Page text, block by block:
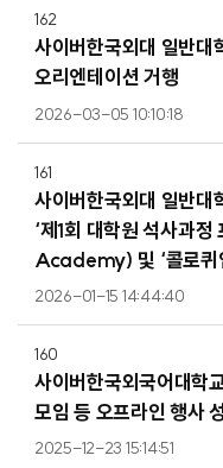
162
사이버한국외대 일반
오리엔테이션 거행
2026-03-05 10:10:18
161
사이버한국외대 일반
‘제1회 대학원 석사과
Academy) 및 ‘콜로퀴
2026-01-15 14:44:40
160
사이버한국외국어대학
모임 등 오프라인 행사
2025-12-23 15:14:51